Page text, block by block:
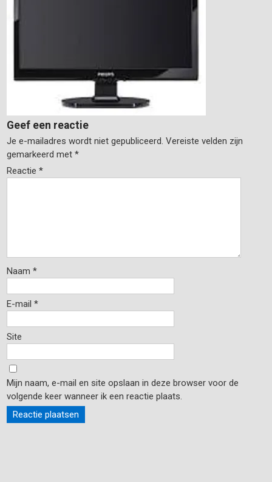
Geef een reactie
Je e-mailadres wordt niet gepubliceerd. Vereiste velden zijn
gemarkeerd met*
Reactie*
Naam*
E-mail*
Site
Mijn naam, e-mail en site opslaan in deze browser voor de
volgende keer wanneer ik een reactie plaats.